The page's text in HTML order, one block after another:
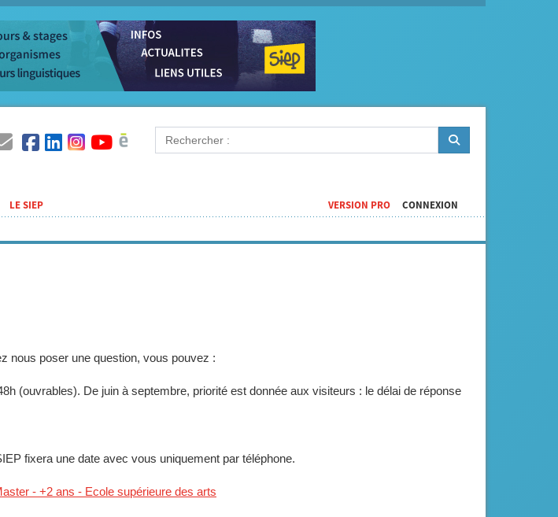
LE SIEP CONNEXION
VERSION PRO
nous poser une question, vous pouvez :
(ouvrables). De juin à septembre, priorité est donnée aux visiteurs : le délai de réponse
fixera une date avec vous uniquement par téléphone.
- +2 ans - Ecole supérieure des arts